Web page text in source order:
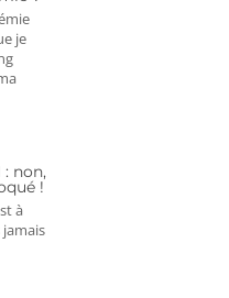
je
: non,
!
à
jamais